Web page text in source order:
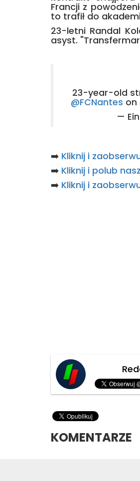
Francji z
to trafił do
23-letni Randal
asyst.
23-year-old
@FCNantes
—
➡️ Kliknij i
➡️ Kliknij i polub
➡️ Kliknij i
KOMENTARZE